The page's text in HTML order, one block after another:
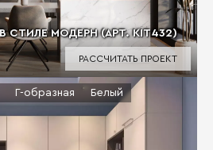
СТИЛЕ МОДЕРН (АРТ. KIT432)
РАССЧИТАТЬ ПРОЕКТ
Г-образная Белый